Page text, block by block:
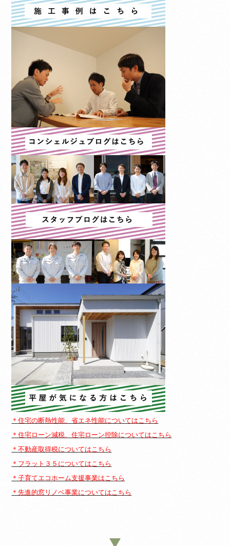
＊住宅の断熱性能、省エネ性能についてはこちら
＊住宅ローン減税、住宅ローン控除についてはこちら
＊不動産取得税についてはこちら
＊フラット３５についてはこちら
＊子育てエコホーム支援事業はこちら
＊先進的窓リノベ事業についてはこちら